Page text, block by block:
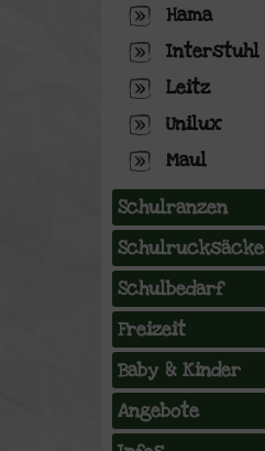
Hama
Interstuhl
Leitz
Unilux
Maul
Schulranzen
Schulrucksäcke
Schulbedarf
Freizeit
Baby & Kinder
Angebote